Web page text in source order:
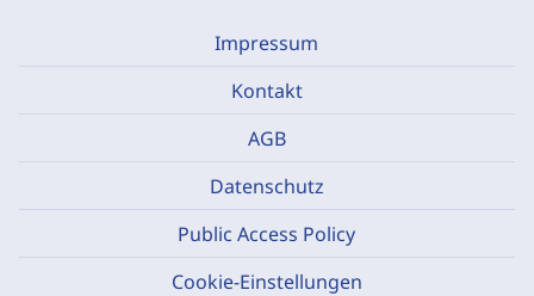
Impressum
Kontakt
AGB
Datenschutz
Public Access Policy
Cookie-Einstellungen